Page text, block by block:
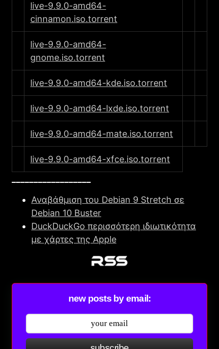
live-9.9.0-amd64-
cinnamon.iso.torrent
live-9.9.0-amd64-
gnome.iso.torrent
live-9.9.0-amd64-kde.iso.torrent
live-9.9.0-amd64-lxde.iso.torrent
live-9.9.0-amd64-mate.iso.torrent
live-9.9.0-amd64-xfce.iso.torrent
Αναβάθμιση του Debian 9 Stretch σε
Debian 10 Buster
DuckDuckGo περισσότερη ιδιωτικότητα
με χάρτες της Apple
new posts by email: